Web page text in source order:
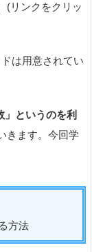
(リンクをクリッ
は用意されてい
というのを利
きます。今回学
方法